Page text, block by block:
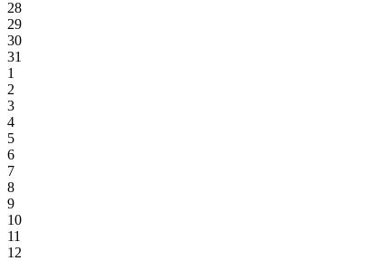
28
29
30
31
1
2
3
4
5
6
7
8
9
10
11
12